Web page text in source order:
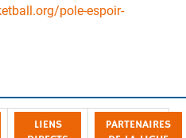
pole-espoir-
LIENS
PARTENAIRES